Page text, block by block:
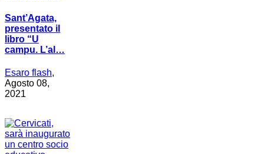
Sant’Agata,
presentato il
libro “U
campu. L’al…
Esaro flash,
Agosto 08,
2021